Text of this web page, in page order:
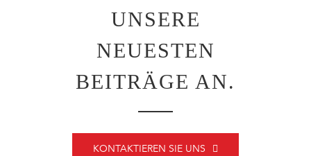
UNSERE
NEUESTEN
BEITRÄGE AN.
KONTAKTIEREN SIE UNS